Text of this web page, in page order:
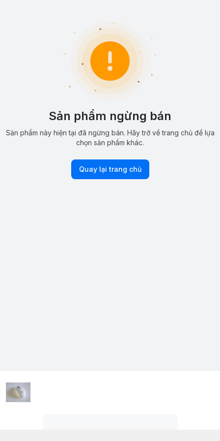
Sản phẩm ngừng bán
Sản phẩm này hiện tại đã ngừng bán. Hãy trở về trang chủ để lựa
chọn sản phẩm khác.
Quay lại trang chủ